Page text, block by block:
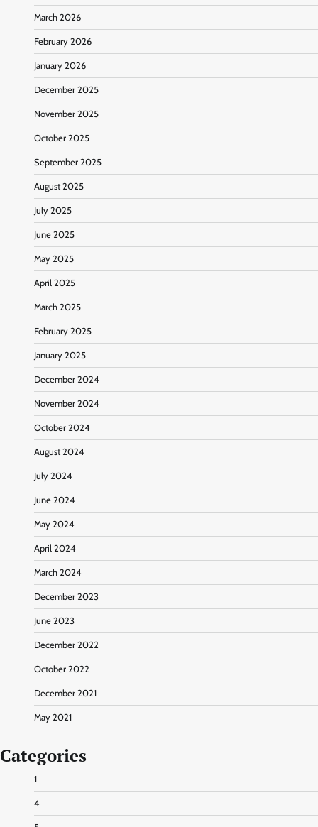
March 2026
February 2026
January 2026
December 2025
November 2025
October 2025
September 2025
August 2025
July 2025
June 2025
May 2025
April 2025
March 2025
February 2025
January 2025
December 2024
November 2024
October 2024
August 2024
July 2024
June 2024
May 2024
April 2024
March 2024
December 2023
June 2023
December 2022
October 2022
December 2021
May 2021
Categories
1
4